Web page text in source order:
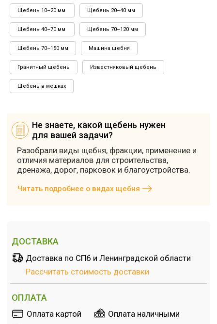
Щебень 10–20 мм Щебень 20–40 мм
Щебень 40–70 мм Щебень 70–120 мм
Щебень 70–150 мм Машина щебня
Гранитный щебень Известняковый щебень
Щебень в мешках
ОПЛАТА
Безналичный расчет (с НДС/без НДС)
Отсрочка платежа для проверенных клиентов
КАРЬЕРЫ
Посмотреть на карте ⟶